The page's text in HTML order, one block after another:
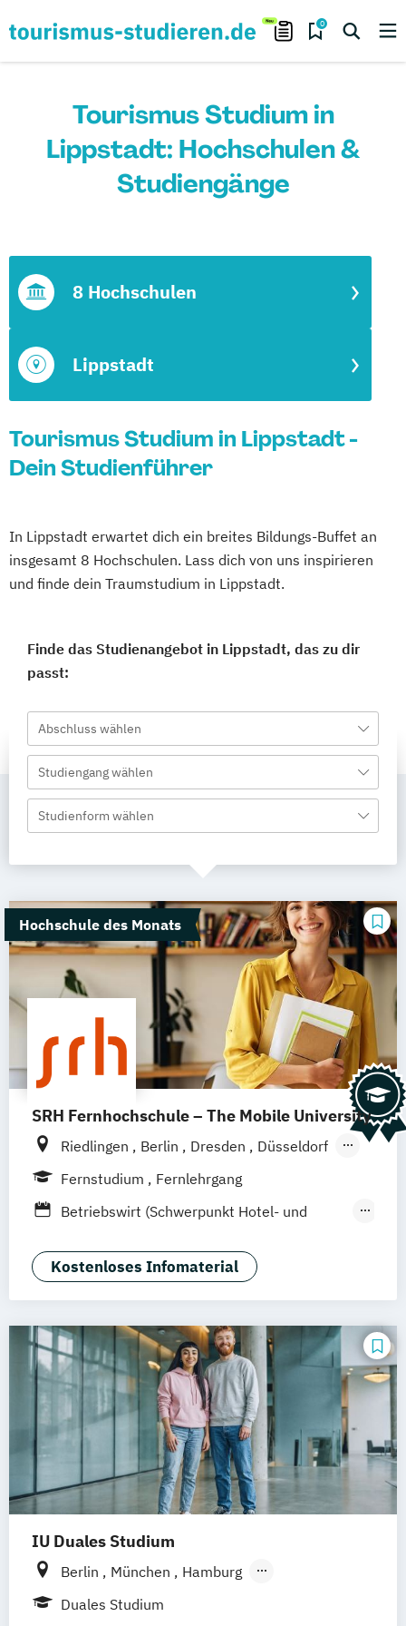
0
Tourismus Studium in
Lippstadt: Hochschulen &
Studiengänge
Lippstadt
8 Hochschulen
Tourismus Studium in Lippstadt -
Dein Studienführer
In Lippstadt erwartet dich ein breites Bildungs-Buffet an
insgesamt 8 Hochschulen. Lass dich von uns inspirieren
und finde dein Traumstudium in Lippstadt.
Finde das Studienangebot in Lippstadt, das zu dir
passt:
Abschluss wählen
Studiengang wählen
Studienform wählen
Hochschule des Monats
SRH Fernhochschule – The Mobile University
Riedlingen Berlin Dresden
Düsseldorf
Hamburg
Hannover Köln
Mannheim
Wertheim Wien
Frankfurt am Main Hamm Zürich
Fernstudium
Fernlehrgang
Betriebswirt (Schwerpunkt Hotel- und
Betriebswirtschaft und Hotelmanagement
Kostenloses Infomaterial
IU Duales Studium
Berlin München
Hamburg
Frankfurt am Main
Duales Studium